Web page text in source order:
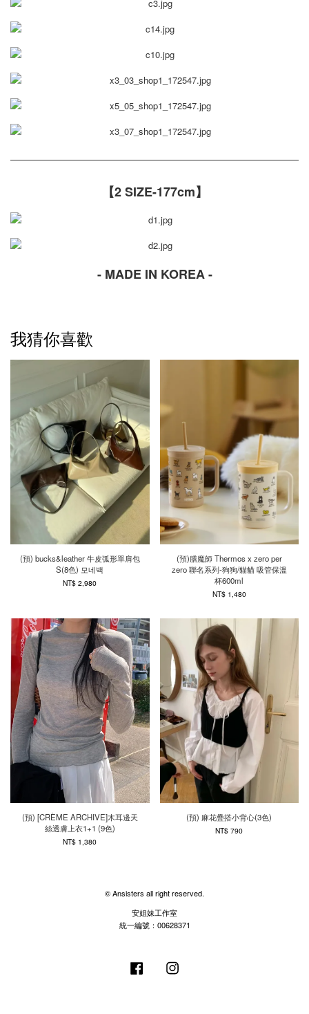
【2 SIZE-177cm】
- MADE IN KOREA -
我猜你喜歡
(預) bucks&leather 牛皮弧形單肩包
S(8色) 모네백
NT$ 2,980
(預)膳魔師 Thermos x zero per
zero 聯名系列-狗狗/貓貓 吸管保溫
杯600ml
NT$ 1,480
(預) [CRÈME ARCHIVE]木耳邊天
絲透膚上衣1+1 (9色)
NT$ 1,380
(預) 麻花疊搭小背心(3色)
NT$ 790
© Ansisters all right reserved.
安姐妹工作室
統一編號：00628371
Facebook